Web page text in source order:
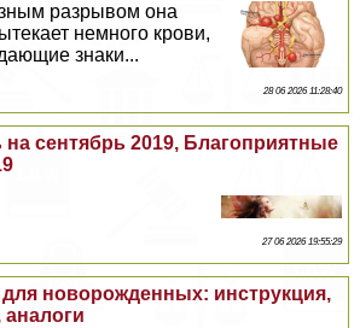
разрывом она
немного крови,
знаки...
28 06 2026 11:28:40
сентябрь 2019, Благоприятные
27 06 2026 19:55:29
новорожденных: инструкция,
аналоги